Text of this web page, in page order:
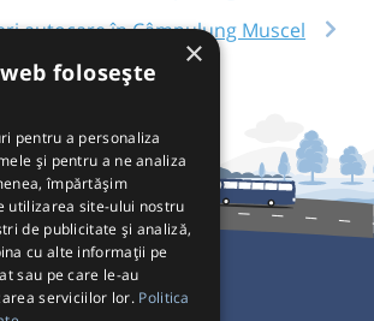
autocare în Câmpulung Muscel
Pentru Călători
×
folosește
pentru a personaliza
și pentru a ne analiza
împărtășim
utilizarea site-ului nostru
de publicitate și analiză,
cu alte informații pe
sau pe care le-au
serviciilor lor. Politica